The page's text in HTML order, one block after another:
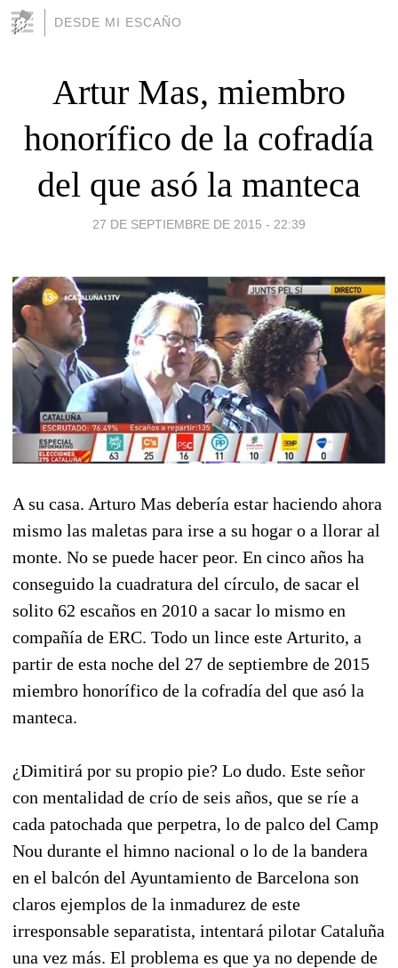
DESDE MI ESCAÑO
Artur Mas, miembro
honorífico de la cofradía
del que asó la manteca
27 DE SEPTIEMBRE DE 2015 - 22:39
A su casa. Arturo Mas debería estar haciendo ahora
mismo las maletas para irse a su hogar o a llorar al
monte. No se puede hacer peor. En cinco años ha
conseguido la cuadratura del círculo, de sacar el
solito 62 escaños en 2010 a sacar lo mismo en
compañía de ERC. Todo un lince este Arturito, a
partir de esta noche del 27 de septiembre de 2015
miembro honorífico de la cofradía del que asó la
manteca.
¿Dimitirá por su propio pie? Lo dudo. Este señor
con mentalidad de crío de seis años, que se ríe a
cada patochada que perpetra, lo de palco del Camp
Nou durante el himno nacional o lo de la bandera
en el balcón del Ayuntamiento de Barcelona son
claros ejemplos de la inmadurez de este
irresponsable separatista, intentará pilotar Cataluña
una vez más. El problema es que ya no depende de